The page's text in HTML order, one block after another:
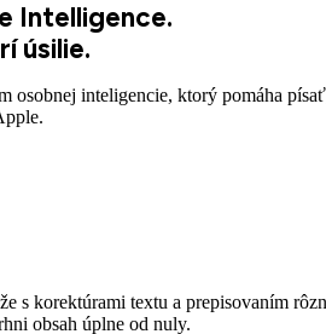
Intelligence.
úsilie.
osobnej inteligencie, ktorý pomáha
s korektúrami textu a prepisovaním
obsah úplne od nuly.